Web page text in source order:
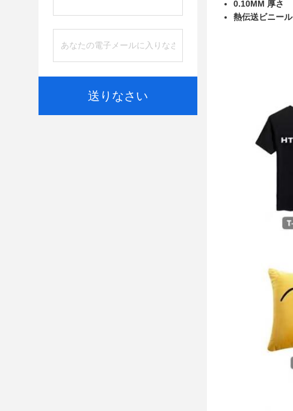
送りなさい
0.10MM 厚さ
熱伝送ビニール